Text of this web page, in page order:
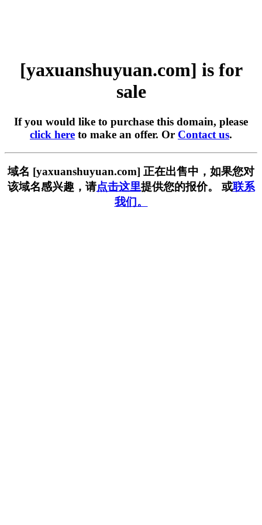
[yaxuanshuyuan.com] is for
sale
If you would like to purchase this domain, please
click here to make an offer. Or Contact us.
域名 [yaxuanshuyuan.com] 正在出售中，如果您对
该域名感兴趣，请点击这里提供您的报价。 或联系
我们。